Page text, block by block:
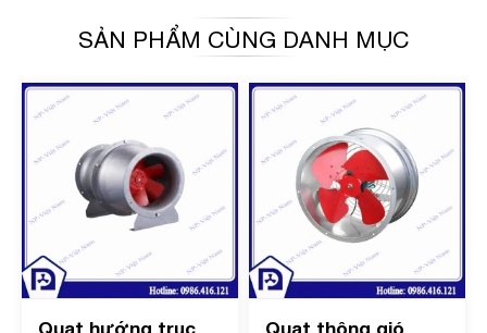
SẢN PHẨM CÙNG DANH MỤC
Quạt hướng trục
Quạt thông gió